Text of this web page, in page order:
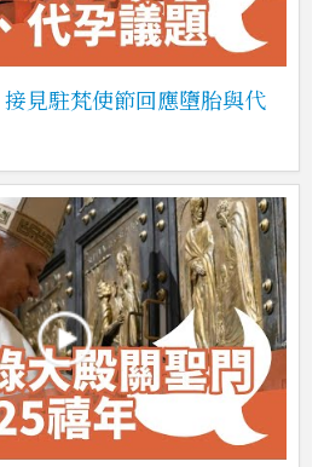
接見駐梵使節回應墮胎與代